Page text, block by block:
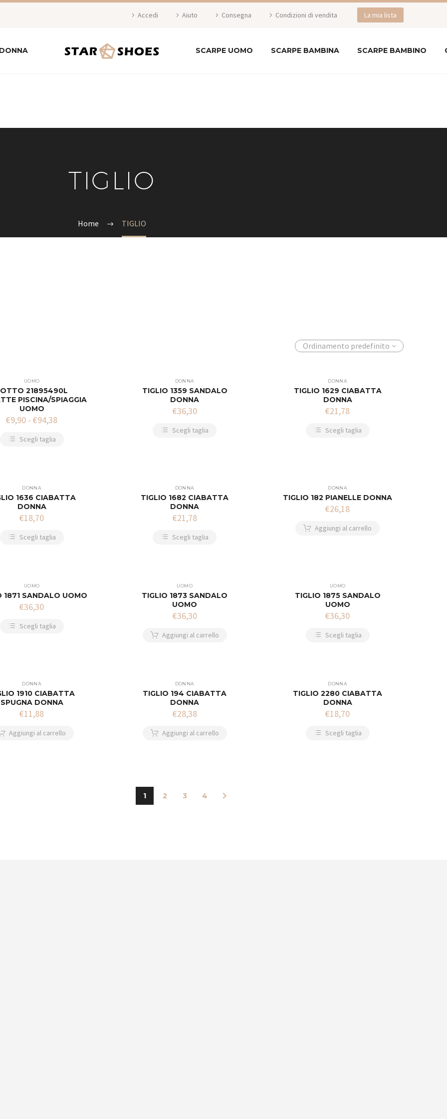
Accedi Aiuto Consegna Condizioni di vendita La mia lista
SCARPE UOMO SCARPE BAMBINA SCARPE BAMBINO
TIGLIO
Home TIGLIO
Ordinamento predefinito
UOMO
21895490L
PISCINA/SPIAGGIA
UOMO
€9,90 - €94,38
Scegli taglia
DONNA
TIGLIO 1359 SANDALO
DONNA
€36,30
Scegli taglia
DONNA
TIGLIO 1629 CIABATTA
DONNA
€21,78
Scegli taglia
DONNA
1636 CIABATTA
DONNA
€18,70
Scegli taglia
DONNA
TIGLIO 1682 CIABATTA
DONNA
€21,78
Scegli taglia
DONNA
TIGLIO 182 PIANELLE DONNA
€26,18
Aggiungi al carrello
UOMO
1871 SANDALO UOMO
€36,30
Scegli taglia
UOMO
TIGLIO 1873 SANDALO
UOMO
€36,30
Aggiungi al carrello
UOMO
TIGLIO 1875 SANDALO
UOMO
€36,30
Scegli taglia
DONNA
1910 CIABATTA
SPUGNA DONNA
€11,88
Aggiungi al carrello
DONNA
TIGLIO 194 CIABATTA
DONNA
€28,38
Aggiungi al carrello
DONNA
TIGLIO 2280 CIABATTA
DONNA
€18,70
Scegli taglia
1 2 3 4